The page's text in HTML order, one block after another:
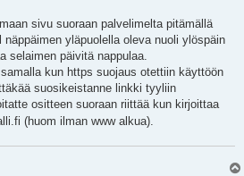
sivu suoraan palvelimelta pitämällä
yläpuolella oleva nuoli ylöspäin
selaimen päivitä nappulaa.
kun https suojaus otettiin käyttöön
suosikeistanne linkki tyyliin
ositteen suoraan riittää kun kirjoittaa
(huom ilman www alkua).